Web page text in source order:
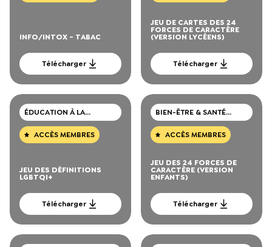
INFO/INTOX - TABAC
Télécharger
JEU DE CARTES DES 24
FORCES DE CARACTÈRE
(VERSION LYCÉENS)
Télécharger
ÉDUCATION À LA
SEXUALITÉ
ACCÈS MEMBRES
JEU DES DÉFINITIONS
LGBTQI+
Télécharger
BIEN-ÊTRE & SANTÉ
MENTALE
ACCÈS MEMBRES
JEU DES 24 FORCES DE
CARACTÈRE (VERSION
ENFANTS)
Télécharger